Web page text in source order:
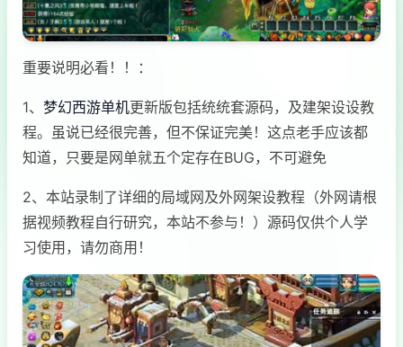
重要说明必看！！：
1、 梦幻西游单机更新版包括统统套源码，及建架设设教
程。虽说已经很完善，但不保证完美！这点老手应该都
知道，只要是网单就五个定存在BUG，不可避免
2、本站录制了详细的局域网及外网架设教程（外网请根
据视频教程自行研究，本站不参与！）源码仅供个人学
习使用，请勿商用！